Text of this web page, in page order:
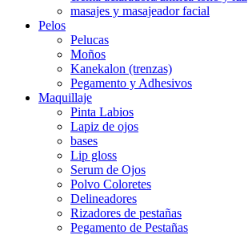
masajes y masajeador facial
Pelos
Pelucas
Moños
Kanekalon (trenzas)
Pegamento y Adhesivos
Maquillaje
Pinta Labios
Lapiz de ojos
bases
Lip gloss
Serum de Ojos
Polvo Coloretes
Delineadores
Rizadores de pestañas
Pegamento de Pestañas